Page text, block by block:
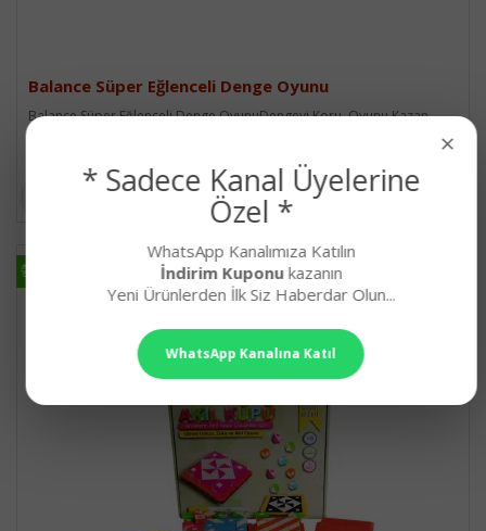
Balance Süper Eğlenceli Denge Oyunu
Balance Süper Eğlenceli Denge OyunuDengeyi Koru, Oyunu Kazan..
×
* Sadece Kanal Üyelerine
Özel *
WhatsApp Kanalımıza Katılın
İndirim Kuponukazanın
Yeni Ürünlerden İlk Siz Haberdar Olun...
WhatsApp Kanalına Katıl